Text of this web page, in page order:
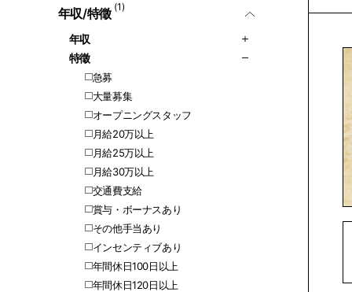
年収/特徵 (1)
年収
特徵
急募
大量募集
オープニングスタッフ
月給20万以上
月給25万以上
月給30万以上
交通費支給
賞与・ボーナスあり
その他手当あり
インセンティブあり
年間休日100日以上
年間休日120日以上